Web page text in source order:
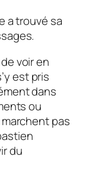
a trouvé sa
voir en
est pris
dans
ou
pas
du